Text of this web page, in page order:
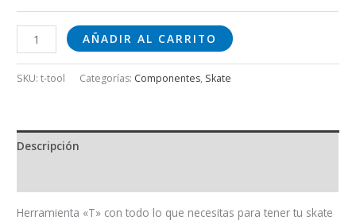
AÑADIR AL CARRITO
SKU:t-tool Categorías: Componentes, Skate
Descripción
Herramienta «T» con todo lo que necesitas para tener tu skate